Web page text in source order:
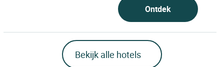
Ontdek
Bekijk alle hotels